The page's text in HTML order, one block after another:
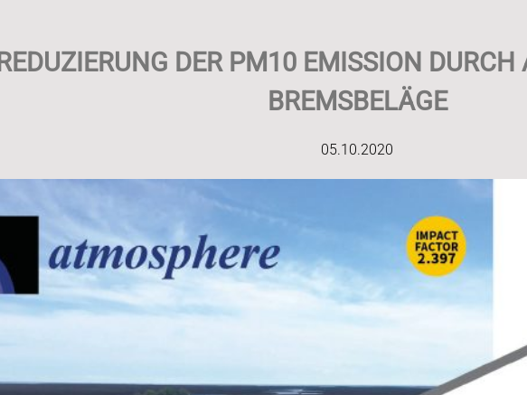
REDUZIERUNG DER PM10 EMISSION
BREMSBELÄGE
05.10.2020